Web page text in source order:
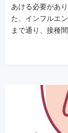
あける必要があ
た、インフルエ
まで通り、接種